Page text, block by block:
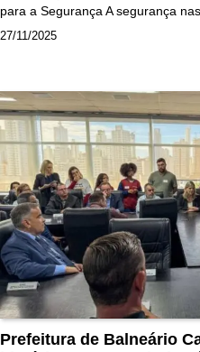
para a Segurança A segurança
27/11/2025
Prefeitura de Balneário